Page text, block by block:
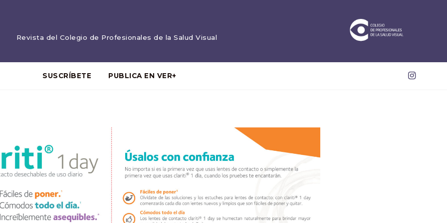
Revista del Colegio de Profesionales de la Salud Visual
SUSCRÍBETE PUBLICA EN VER+